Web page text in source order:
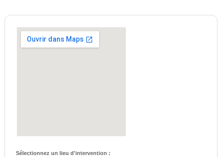
Sélectionnez un lieu d'intervention :